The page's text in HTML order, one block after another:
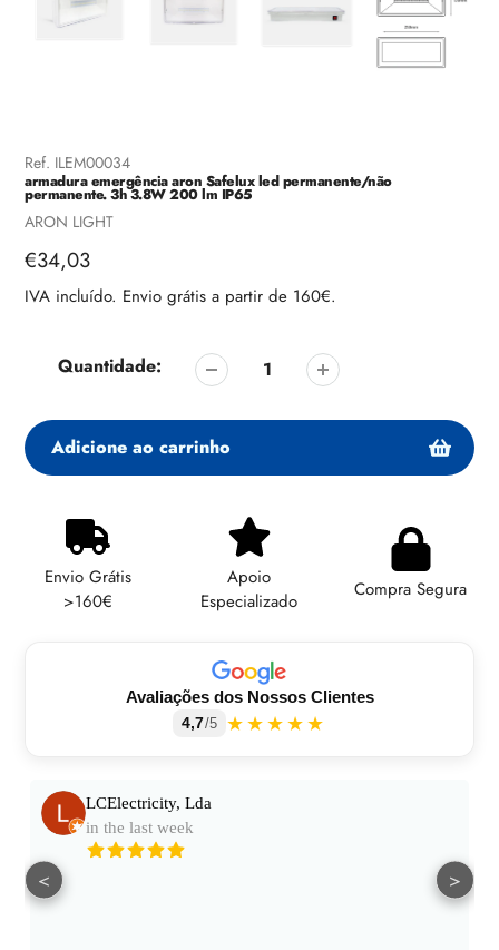
Ref. ILEM00034
armadura emergência aron Safelux led permanente/não
permanente. 3h 3.8W 200 lm IP65
Fornecedor
ARON LIGHT
Preço
regular
€34,03
IVA incluído. Envio grátis a partir de 160€.
Quantidade:
Adicione ao carrinho
seu
carrinho
Envio Grátis
>160€
Apoio
Especializado
Compra Segura
Avaliações dos Nossos Clientes
4,7/5 ★★★★★
LCElectricity, Lda
in the last week
< >